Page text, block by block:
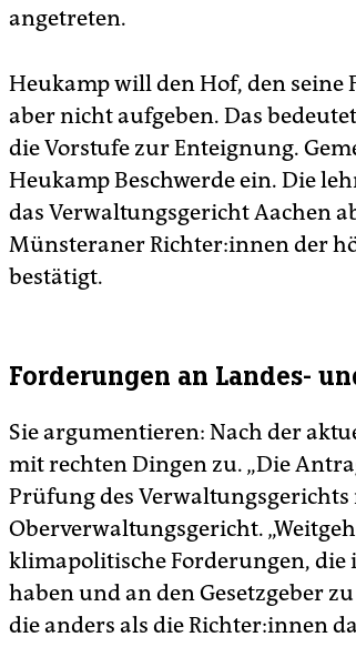
angetreten.
Heukamp will den Hof, den seine
aber nicht aufgeben. Das
die Vorstufe zur Enteignung.
Heukamp Beschwerde ein. Die
das Verwaltungsgericht Aachen
Münsteraner Rich­te­r:in­nen der
bestätigt.
Forderungen an Landes-
Sie argumentieren: Nach der
mit rechten Dingen zu. „Die
Prüfung des Verwaltungsgerichts
Oberverwaltungsgericht.
klimapolitische Forderungen, die
haben und an den Gesetzgeber
die anders als die Rich­te­r:in­nen